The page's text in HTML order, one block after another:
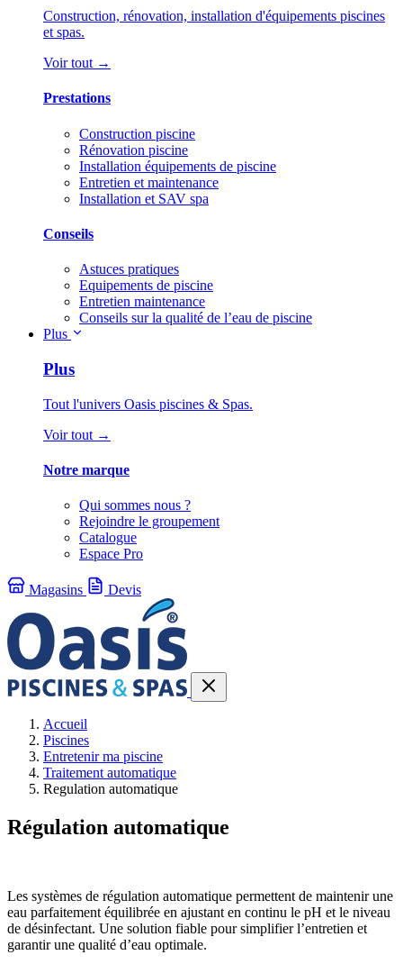
Construction, rénovation, installation d'équipements piscines
et spas.
Voir tout →
Prestations
Construction piscine
Rénovation piscine
Installation équipements de piscine
Entretien et maintenance
Installation et SAV spa
Conseils
Astuces pratiques
Equipements de piscine
Entretien maintenance
Conseils sur la qualité de l’eau de piscine
Plus
Plus
Tout l'univers Oasis piscines & Spas.
Voir tout →
Notre marque
Qui sommes nous ?
Rejoindre le groupement
Catalogue
Espace Pro
Magasins Devis
Accueil
Piscines
Entretenir ma piscine
Traitement automatique
Regulation automatique
Régulation automatique
Les systèmes de régulation automatique permettent de maintenir une
eau parfaitement équilibrée en ajustant en continu le pH et le niveau
de désinfectant. Une solution fiable pour simplifier l’entretien et
garantir une qualité d’eau optimale.